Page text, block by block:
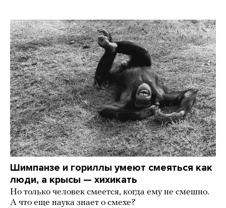
Шимпанзе и гориллы умеют смеяться как
люди, а крысы — хихикать
Но только человек смеется, когда ему не смешно.
А что еще наука знает о смехе?